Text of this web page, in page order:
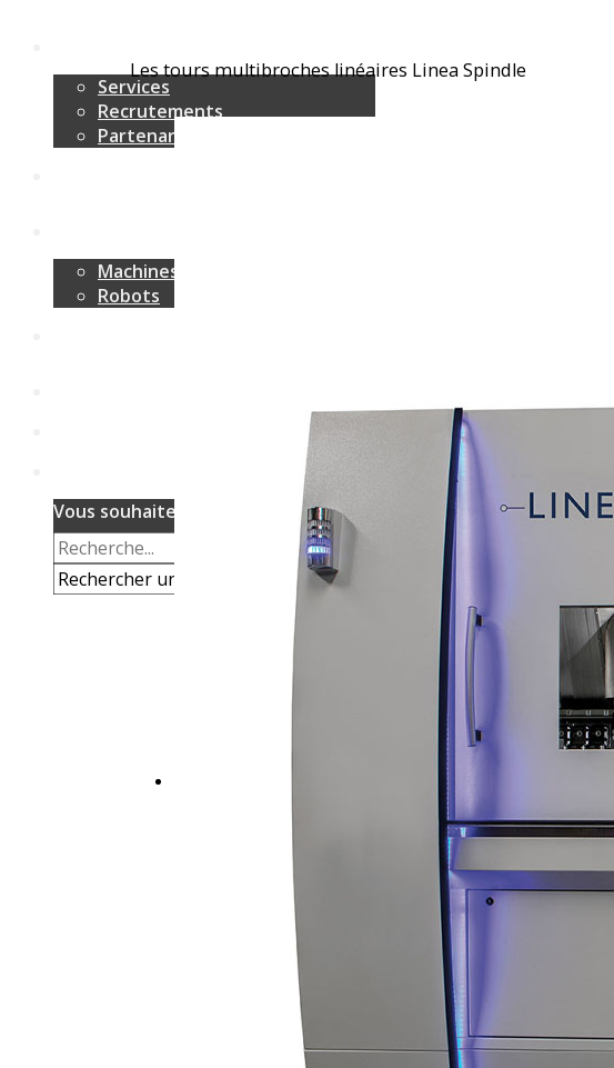
Services
Recrutements
Partenariat
Machines-Outils
Robots
Vous souhaitez des infos sur ?
Les tours multibroches linéaires Linea Spindle